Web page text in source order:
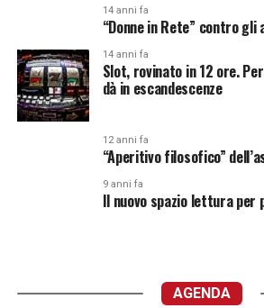
14 anni fa
“Donne in Rete” contro gli
14 anni fa
Slot, rovinato in 12 ore.
dà in escandescenze
12 anni fa
“Aperitivo filosofico”
9 anni fa
Il nuovo spazio lettura per
AGENDA